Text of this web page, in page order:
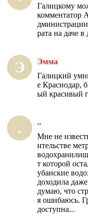
Галицкому
комментатор
рата на даче в
Э Эмма
Галицкий
е Краснодар,
ый красивый
. ..
Мне не
ительстве
т которой
убанские
доходила
думаю, что
я ошибаюсь.
доступна...